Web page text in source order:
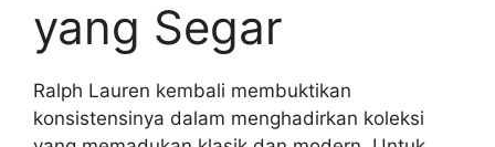
yang Segar
Ralph Lauren kembali membuktikan
konsistensinya dalam menghadirkan koleksi